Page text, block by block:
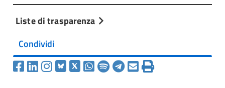
Liste di trasparenza
Condividi